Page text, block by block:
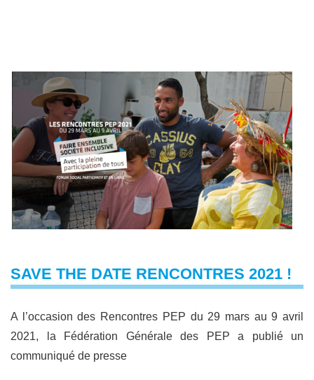
SAVE THE DATE RENCONTRES 2021 !
A l’occasion des Rencontres PEP du 29 mars au 9 avril
2021, la Fédération Générale des PEP a publié un
communiqué de presse